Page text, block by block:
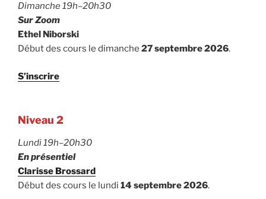
Dimanche 19h–20h30
Sur Zoom
Ethel Niborski
Début des cours le dimanche 27 septembre 2026.
S’inscrire
Niveau 2
Lundi 19h–20h30
En présentiel
Clarisse Brossard
Début des cours le lundi 14 septembre 2026.